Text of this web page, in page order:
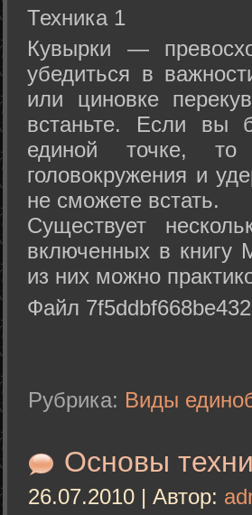
Техника 1
Кувырки —
убедиться в
или циновке
встаньте. Если вы
единой точке, то
головокружения и
не сможете встать.
Существует
включенных в книгу
из них можно
Файл
Рубрика: Виды
Основы
26.07.2010 | Автор: